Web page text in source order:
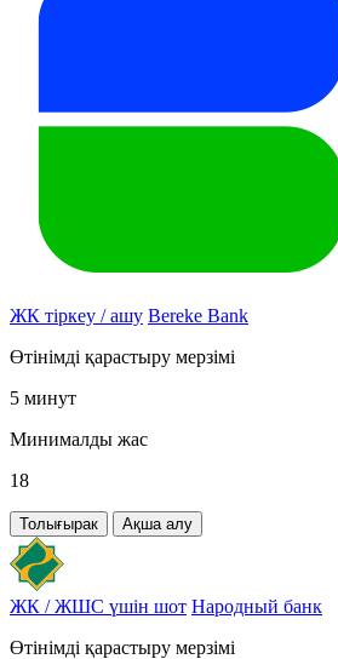
ЖК тіркеу / ашу Bereke Bank
Өтінімді қарастыру мерзімі
5 минут
Минималды жас
18
Толығырак Ақша алу
ЖК / ЖШС үшін шот Народный банк
Өтінімді қарастыру мерзімі